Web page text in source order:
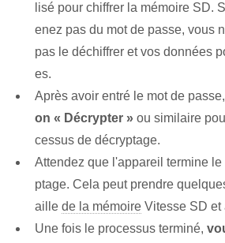
lisé pour chiffrer la mémoire SD.
enez pas du mot de passe, vous
pas le déchiffrer et vos données
es.
Après avoir entré le mot de passe,
on « Décrypter » ou similaire
cessus de décryptage.
Attendez que l'appareil termine
ptage. Cela peut prendre
aille de la mémoire Vitesse SD et
Une fois le processus terminé,